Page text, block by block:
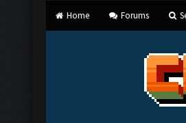
Home Forums